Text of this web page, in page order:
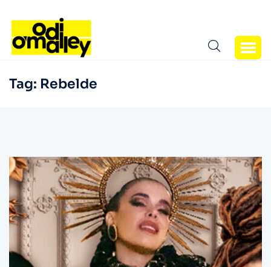
Tag: Rebelde